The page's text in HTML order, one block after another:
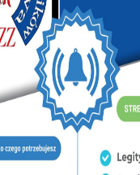
23 24
30 31